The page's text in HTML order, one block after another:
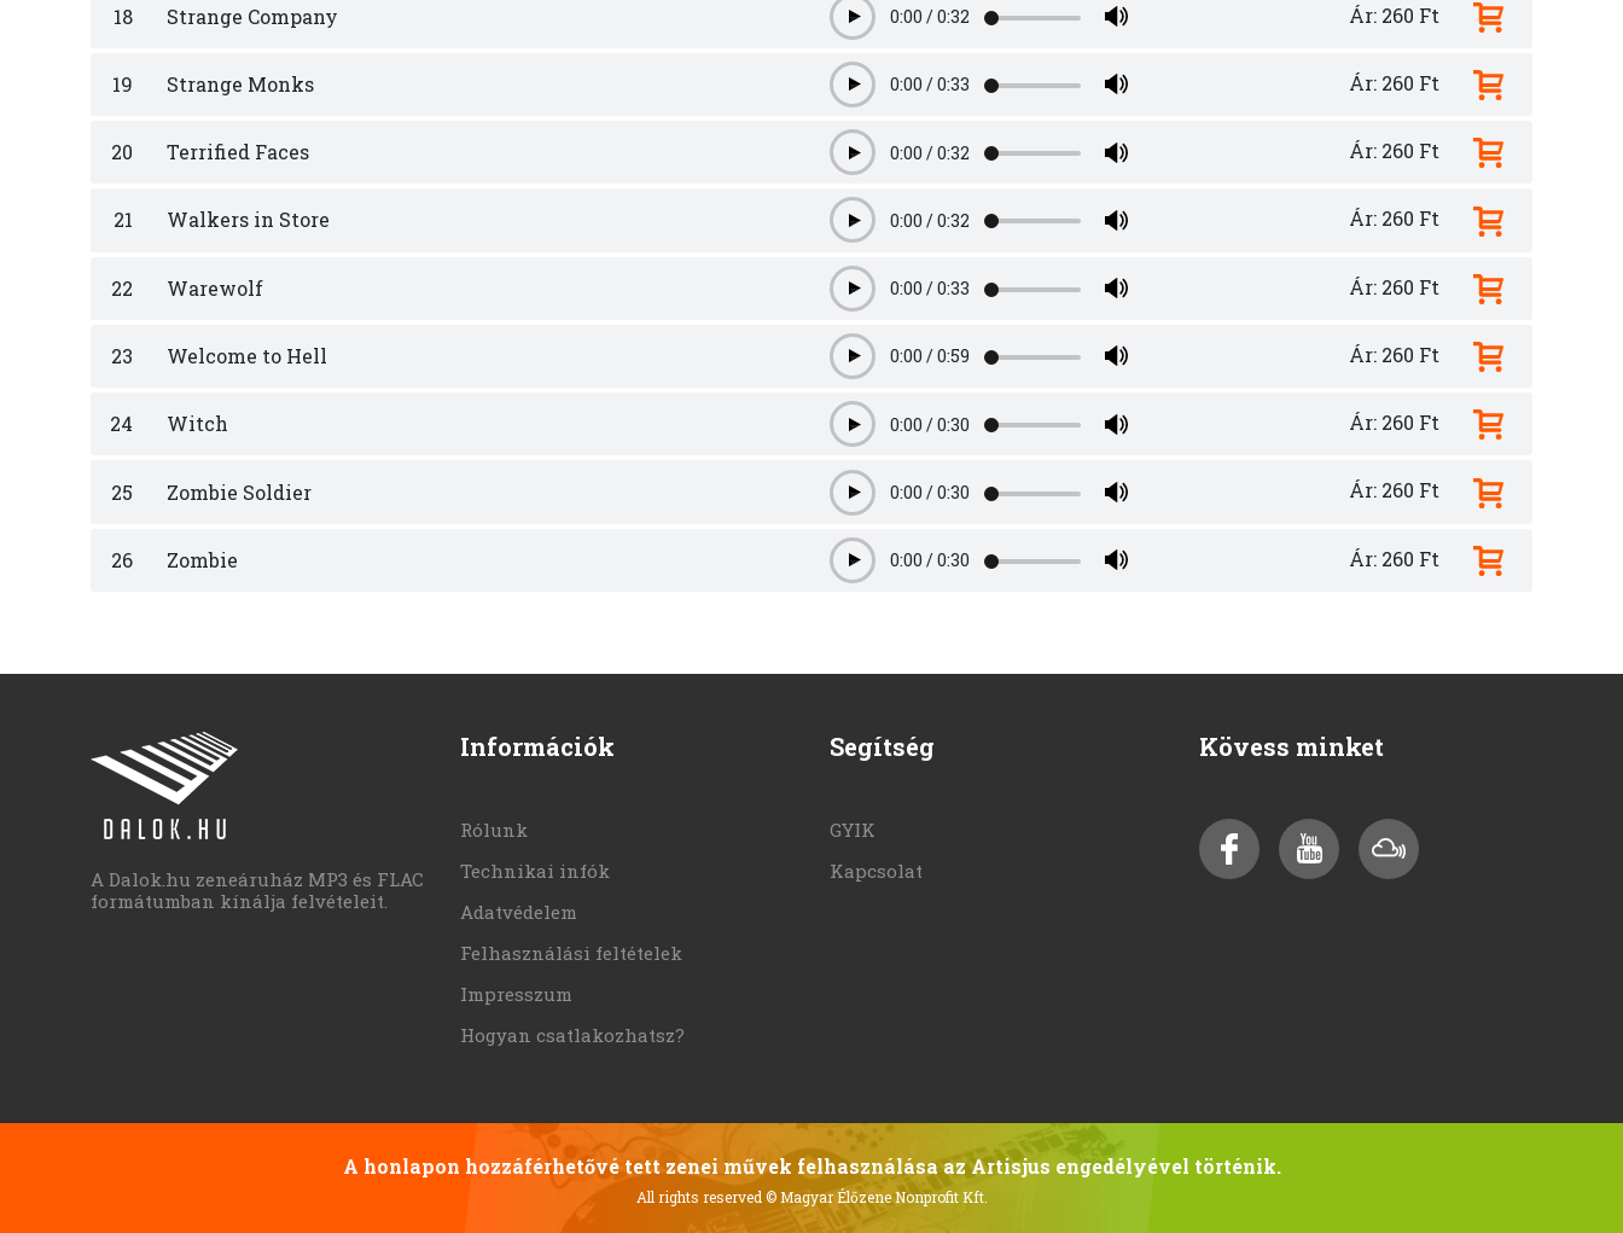
18 Strange Company Play0:00 /0:32 Ár: 260 Ft
19 Strange Monks Play0:00 /0:33 Ár: 260 Ft
20 Terrified Faces Play0:00 /0:32 Ár: 260 Ft
21 Walkers in Store Play0:00 /0:32 Ár: 260 Ft
22 Warewolf Play0:00 /0:33 Ár: 260 Ft
23 Welcome to Hell Play0:00 /0:59 Ár: 260 Ft
24 Witch Play0:00 /0:30 Ár: 260 Ft
25 Zombie Soldier Play0:00 /0:30 Ár: 260 Ft
26 Zombie Play0:00 /0:30 Ár: 260 Ft
A Dalok.hu zeneáruház MP3 és FLAC
formátumban kínálja felvételeit.
Információk
Rólunk
Technikai infók
Adatvédelem
Felhasználási feltételek
Impresszum
Hogyan csatlakozhatsz?
Segítség
GYIK
Kapcsolat
Kövess minket
A honlapon hozzáférhetővé tett zenei művek felhasználása az Artisjus engedélyével történik.
All rights reserved © Magyar Élőzene Nonprofit Kft.